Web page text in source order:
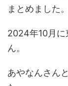
まとめました。
2024年10月に
ん。
あやなんさん